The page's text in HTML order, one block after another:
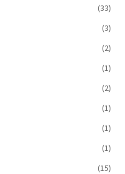
(33)
(3)
(2)
(1)
(2)
(1)
(1)
(1)
(15)